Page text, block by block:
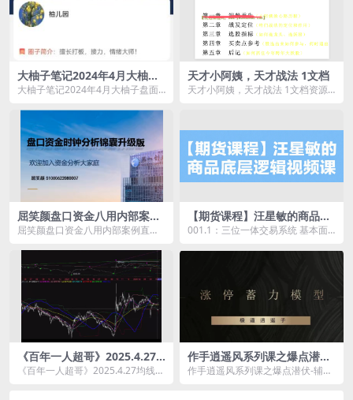
大柚子笔记2024年4月大柚子
盘面深度学柚儿园专属解读
大柚子笔记2024年4月大柚子盘面
...
天才小阿姨，天才战法 1文档
天才小阿姨，天才战法 1文档资源
屈笑颜盘口资金八用内部案例
直播
屈笑颜盘口资金八用内部案例直播
【期货课程】汪星敏的商品底
层逻辑视频课
001.1：三位一体交易系统 基本面
交易...
《百年一人超哥》2025.4.27
均线与动态百分比 推动与衰竭
《百年一人超哥》2025.4.27均线与
作手逍遥风系列课之爆点潜伏-
辅助课程
作手逍遥风系列课之爆点潜伏-辅助